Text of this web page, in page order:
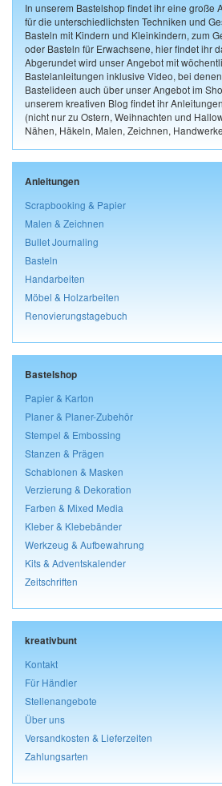
In unserem Bastelshop findet ihr eine große
für die unterschiedlichsten Techniken und
Basteln mit Kindern und Kleinkindern, zum
oder Basteln für Erwachsene, hier findet ihr
Abgerundet wird unser Angebot mit
Bastelanleitungen inklusive Video, bei
Bastelideen auch über unser Angebot im
unserem kreativen Blog findet ihr
(nicht nur zu Ostern, Weihnachten und
Nähen, Häkeln, Malen, Zeichnen,
Anleitungen
Scrapbooking & Papier
Malen & Zeichnen
Bullet Journaling
Basteln
Handarbeiten
Möbel & Holzarbeiten
Renovierungstagebuch
Bastelshop
Papier & Karton
Planer & Planer-Zubehör
Stempel & Embossing
Stanzen & Prägen
Schablonen & Masken
Verzierung & Dekoration
Farben & Mixed Media
Kleber & Klebebänder
Werkzeug & Aufbewahrung
Kits & Adventskalender
Zeitschriften
kreativbunt
Kontakt
Für Händler
Stellenangebote
Über uns
Versandkosten & Lieferzeiten
Zahlungsarten